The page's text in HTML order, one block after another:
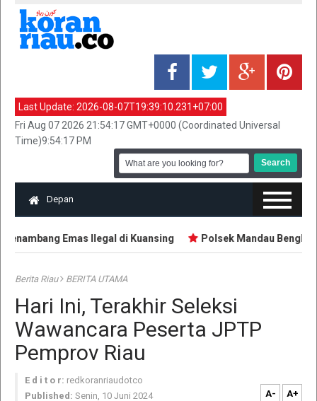
Last Update: 2026-08-07T19:39:10.231+07:00
Fri Aug 07 2026 21:54:17 GMT+0000 (Coordinated Universal
Time)9:54:17 PM
Depan
Emas Ilegal di Kuansing Polsek Mandau Bengkalis
Berita Riau BERITA UTAMA
Hari Ini, Terakhir Seleksi
Wawancara Peserta JPTP
Pemprov Riau
E d i t o r: redkoranriaudotco
Published: Senin, 10 Juni 2024 A- A+